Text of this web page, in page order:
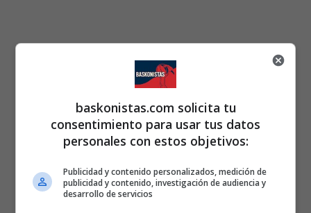
baskonistas.com solicita tu
consentimiento para usar tus datos
personales con estos objetivos:
Publicidad y contenido personalizados, medición de
publicidad y contenido, investigación de audiencia y
desarrollo de servicios